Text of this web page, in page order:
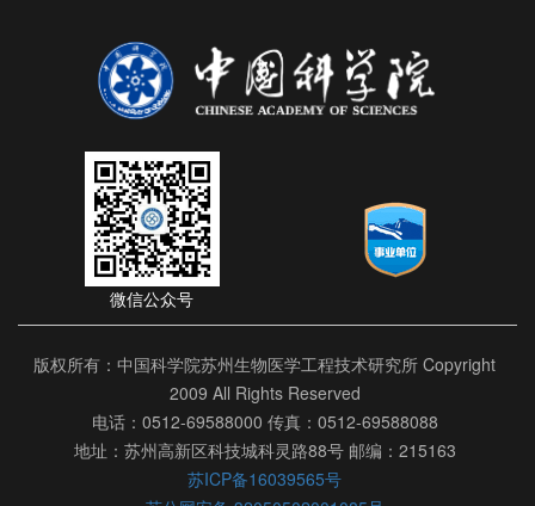
微信公众号
版权所有：中国科学院苏州生物医学工程技术研究所 Copyright
2009 All Rights Reserved
电话：0512-69588000 传真：0512-69588088
地址：苏州高新区科技城科灵路88号 邮编：215163
苏ICP备16039565号